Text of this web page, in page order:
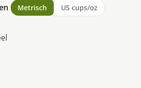
Metrisch US cups/oz